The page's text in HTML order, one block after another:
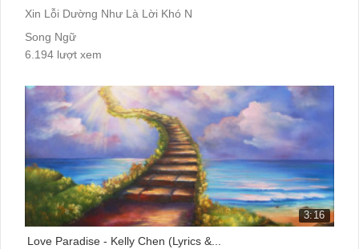
Xin Lỗi Dường Như Là Lời Khó N
Song Ngữ
6.194 lượt xem
3:16
Love Paradise - Kelly Chen (Lyrics &...